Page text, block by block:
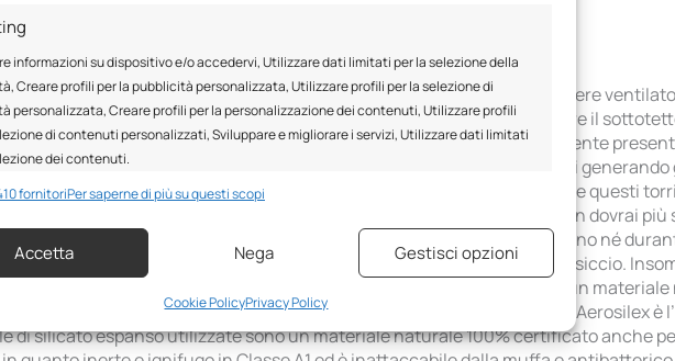
informazioni su dispositivo e/o accedervi, Utilizzare dati limitati per la selezione della
Creare profili per la pubblicità personalizzata, Utilizzare profili per la selezione di
personalizzata, Creare profili per la personalizzazione dei contenuti, Utilizzare profili
di contenuti personalizzati, Sviluppare e migliorare i servizi, Utilizzare dati limitati
dei contenuti.
e combinare dati provenienti da altre fonti di dati, Collegare diversi
Identificare i dispositivi in base alle informazioni trasmesse
la sicurezza, prevenire e rilevare frodi, correggere
fornitoriPer saperne di più su questi scopi
Accetta Nega Gestisci opzioni
Cookie PolicyPrivacy Policy
in veri e propri “forni”. Con il grande caldo si è costretti ad accendere
La soluzione per fortuna c’è: contro le alte temperature puoi isolare il
infatti, è proprio il sottotetto la parte dell’immobile che generalmente
posti sotto la copertura diventano vere e proprie fornaci generando
il comfort e il benessere che hai sempre cercato: la tua casa durante questi
riposato. Attraverso l’isolamento termico del sottotetto, in estate non dovrai
infatti, viene trattenuto e non arriva in casa, né durante il giorno né
casa anche di -4° evitando di utilizzare il condizionatore in modo massiccio.
Bioisolare S prevede l’utilizzo di Aerosilex (perle di silicato espanso) un
su fabbricati sia di nuova che di vecchia costruzione (anni 50/70). Aerosilex è
di silicato espanso utilizzate sono un materiale naturale 100% certificato anche